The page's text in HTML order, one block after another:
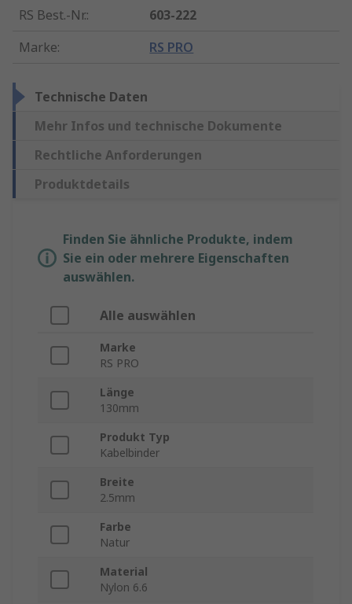
RS Best.-Nr.:
603-222
Marke: RS PRO
Technische Daten
Mehr Infos und technische Dokumente
Rechtliche Anforderungen
Produktdetails
Finden Sie ähnliche Produkte, indem
Sie ein oder mehrere Eigenschaften
auswählen.
Alle auswählen
Marke
RS PRO
Länge
130mm
Produkt Typ
Kabelbinder
Breite
2.5mm
Farbe
Natur
Material
Nylon 6.6